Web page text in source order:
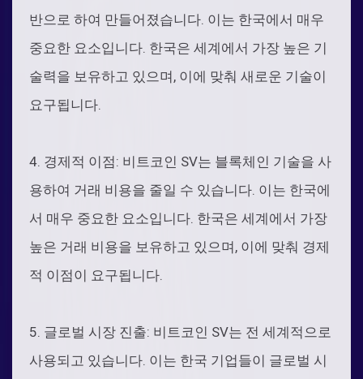
반으로 하여 만들어졌습니다. 이는 한국에서 매우
중요한 요소입니다. 한국은 세계에서 가장 높은 기
술력을 보유하고 있으며, 이에 맞춰 새로운 기술이
요구됩니다.
4. 경제적 이점: 비트코인 SV는 블록체인 기술을 사
용하여 거래 비용을 줄일 수 있습니다. 이는 한국에
서 매우 중요한 요소입니다. 한국은 세계에서 가장
높은 거래 비용을 보유하고 있으며, 이에 맞춰 경제
적 이점이 요구됩니다.
5. 글로벌 시장 진출: 비트코인 SV는 전 세계적으로
사용되고 있습니다. 이는 한국 기업들이 글로벌 시